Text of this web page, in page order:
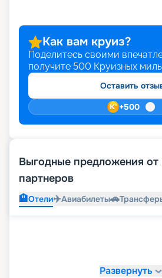
Как вам круиз?
Поделитесь своими
получите 500 Круизных миль
Оставить
+500
Выгодные предложения
партнеров
🏨Отели✈️Авиабилеты🚗
Развернуть